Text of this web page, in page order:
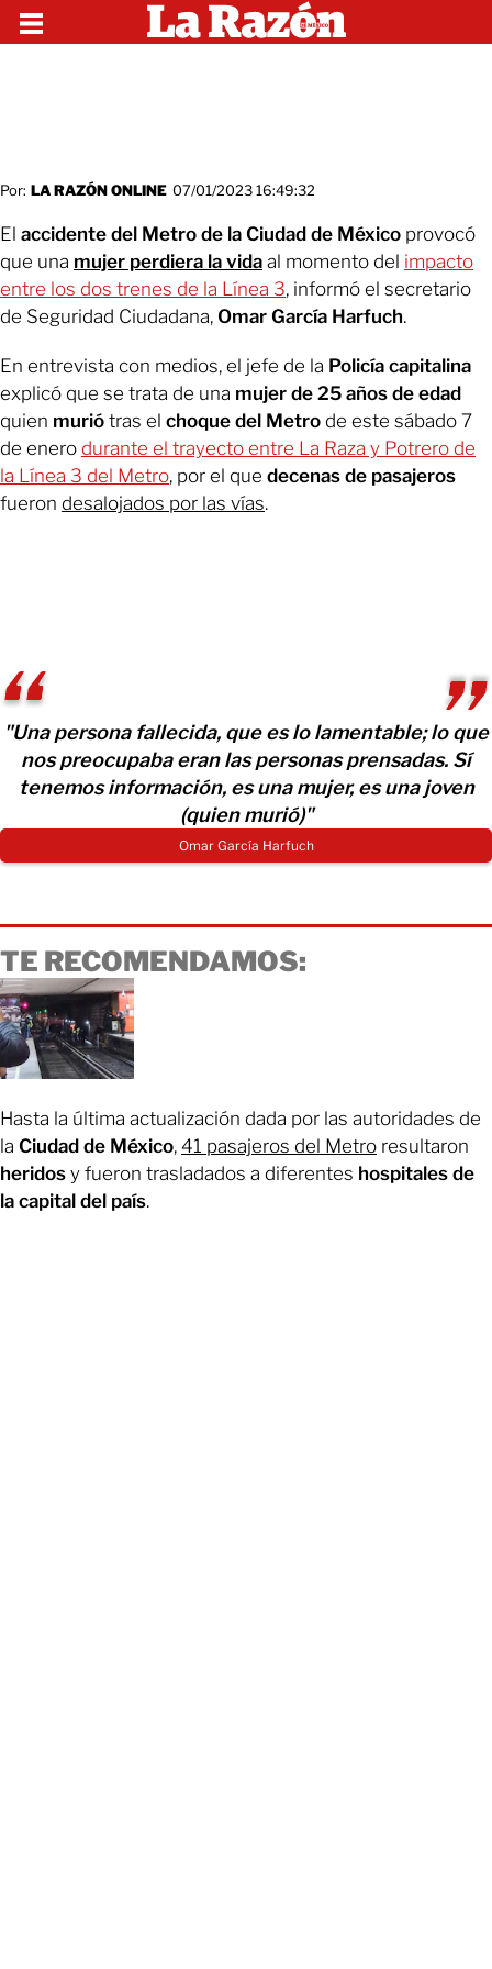
Por: LA RAZÓN ONLINE 07/01/2023 16:49:32
El accidente del Metro de la Ciudad de México provocó
que una mujer perdiera la vida al momento del impacto
entre los dos trenes de la Línea 3, informó el secretario
de Seguridad Ciudadana, Omar García Harfuch.
En entrevista con medios, el jefe de la Policía capitalina
explicó que se trata de una mujer de 25 años de edad
quien murió tras el choque del Metro de este sábado 7
de enero durante el trayecto entre La Raza y Potrero de
la Línea 3 del Metro, por el que decenas de pasajeros
fueron desalojados por las vías.
"Una persona fallecida, que es lo lamentable; lo que
nos preocupaba eran las personas prensadas. Sí
tenemos información, es una mujer, es una joven
(quien murió)"
Omar García Harfuch
TE RECOMENDAMOS:
Hasta la última actualización dada por las autoridades de
la Ciudad de México, 41 pasajeros del Metro resultaron
heridos y fueron trasladados a diferentes hospitales de
la capital del país.